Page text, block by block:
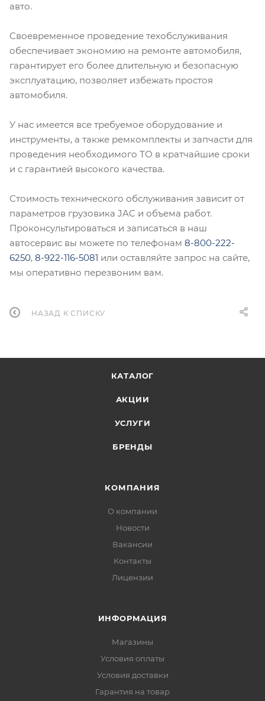
авто.
Своевременное проведение техобслуживания
обеспечивает экономию на ремонте автомобиля,
гарантирует его более длительную и безопасную
эксплуатацию, позволяет избежать простоя
автомобиля.
У нас имеется все требуемое оборудование и
инструменты, а также ремкомплекты и запчасти для
проведения необходимого ТО в кратчайшие сроки
и с гарантией высокого качества.
Стоимость технического обслуживания зависит от
параметров грузовика JAC и объема работ.
Проконсультироваться и записаться в наш
автосервис вы можете по телефонам 8-800-222-
6250, 8-922-116-5081 или оставляйте запрос на сайте,
мы оперативно перезвоним вам.
НАЗАД К СПИСКУ
КАТАЛОГ
АКЦИИ
УСЛУГИ
БРЕНДЫ
КОМПАНИЯ
О компании
Новости
Вакансии
Контакты
Лицензии
ИНФОРМАЦИЯ
Магазины
Условия оплаты
Условия доставки
Гарантия на товар